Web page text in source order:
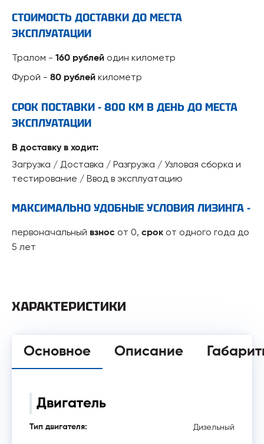
СТОИМОСТЬ ДОСТАВКИ ДО МЕСТА
ЭКСПЛУАТАЦИИ
Тралом - 160 рублей один километр
Фурой - 80 рублей километр
СРОК ПОСТАВКИ - 800 КМ В ДЕНЬ ДО МЕСТА
ЭКСПЛУАТАЦИИ
В доставку в ходит:
Загрузка / Доставка / Разгрузка / Узловая сборка и
тестирование / Ввод в эксплуатацию
МАКСИМАЛЬНО УДОБНЫЕ УСЛОВИЯ ЛИЗИНГА -
первоначальный взнос от 0, срок от одного года до
5 лет
ХАРАКТЕРИСТИКИ
Основное Описание
Двигатель
Тип двигателя: Дизельный